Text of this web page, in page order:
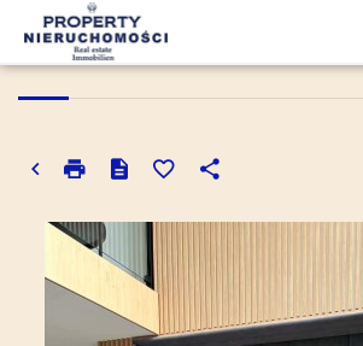
UŚCIE GORLICKIE, WYSOWA-ZDRÓJ
DOM NA SPRZEDAŻ